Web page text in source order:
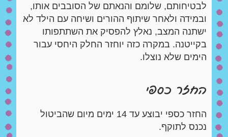
לבטיחותם, שלומם והנאתם של הסובבים אותו,
ובמידה ולאחר שיתוף ההורים ושיחה עם הילד לא
ישתנה המצב, נאלץ להפסיק את השתתפותו
בקייטנה. במקרה כזה יוחזר החלק היחסי עבור
הימים שלא נוצלו.
החזר כספי
החזר כספי יבוצע עד 14 ימים מיום שהביטול
נכנס לתוקף.